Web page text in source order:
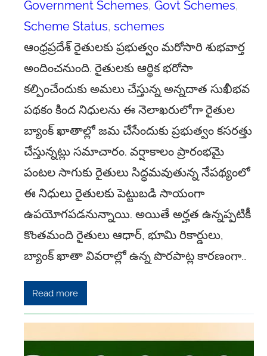
Government Schemes, Govt Schemes
Scheme Status, schemes
ఆంధ్రప్రదేశ్ రైతులకు ప్రభుత్వం మరోసారి శుభవార్త
అందించనుంది. రైతులకు ఆర్థిక భరోసా
కల్పించేందుకు అమలు చేస్తున్న అన్నదాత సుఖీభవ
పథకం కింద నిధులను ఈ నెలాఖరులోగా రైతుల
బ్యాంక్ ఖాతాల్లో జమ చేసేందుకు ప్రభుత్వం కసరత్తు
చేస్తున్నట్లు సమాచారం. వర్షాకాలం ప్రారంభమై
పంటల సాగుకు రైతులు సిద్ధమవుతున్న నేపథ్యంలో
ఈ నిధులు రైతులకు పెట్టుబడి సాయంగా
ఉపయోగపడనున్నాయి. అయితే అర్హత ఉన్నప్పటికీ
కొంతమంది రైతులు ఆధార్, భూమి రికార్డులు,
బ్యాంక్ ఖాతా వివరాల్లో ఉన్న పొరపాట్ల కారణంగా…
Read more